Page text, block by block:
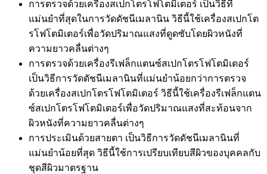
การตรวจด้วยเครื่องสเปกโตรโฟโตมิเตอร์ เป็นวิธีที่
แม่นยำที่สุดในการวัดดัชนีเมลานิน วิธีนี้ใช้เครื่องสเปกโต
รโฟโตมิเตอร์เพื่อวัดปริมาณแสงที่ดูดซับโดยผิวหนังที่
ความยาวคลื่นต่างๆ
การตรวจด้วยเครื่องรีเฟล็กแตนซ์สเปกโตรโฟโตมิเตอร์
เป็นวิธีการวัดดัชนีเมลานินที่แม่นยำน้อยกว่าการตรวจ
ด้วยเครื่องสเปกโตรโฟโตมิเตอร์ วิธีนี้ใช้เครื่องรีเฟล็กแตน
ซ์สเปกโตรโฟโตมิเตอร์เพื่อวัดปริมาณแสงที่สะท้อนจาก
ผิวหนังที่ความยาวคลื่นต่างๆ
การประเมินด้วยสายตา เป็นวิธีการวัดดัชนีเมลานินที่
แม่นยำน้อยที่สุด วิธีนี้ใช้การเปรียบเทียบสีผิวของบุคคลกับ
ชุดสีผิวมาตรฐาน